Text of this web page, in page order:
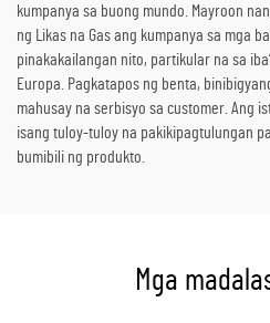
kumpanya sa buong mundo. Mayroon
ng Likas na Gas ang kumpanya sa mga
pinakakailangan nito, partikular na sa
Europa. Pagkatapos ng benta,
mahusay na serbisyo sa customer. Ang
isang tuloy-tuloy na pakikipagtulungan
bumibili ng produkto.
Mga